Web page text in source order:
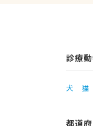
診療
犬 猫
都道